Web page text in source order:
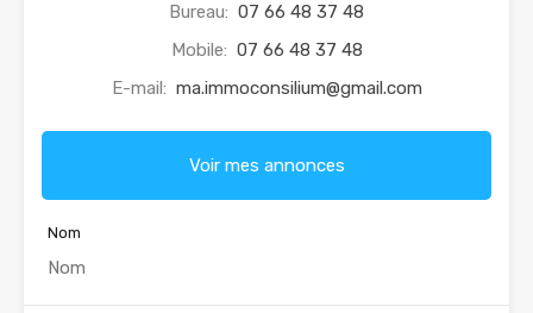
Bureau: 07 66 48 37 48
Mobile: 07 66 48 37 48
E-mail: ma.immoconsilium@gmail.com
Voir mes annonces
Nom